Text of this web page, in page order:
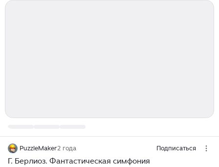
PuzzleMaker2 года Подписаться
Г. Берлиоз. Фантастическая симфония